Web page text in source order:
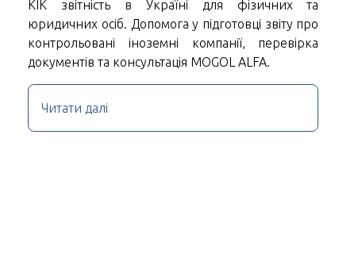
КІК звітність в Україні для фізичних та
юридичних осіб. Допомога у підготовці звіту про
контрольовані іноземні компанії, перевірка
документів та консультація MOGOL ALFA.
Читати далі